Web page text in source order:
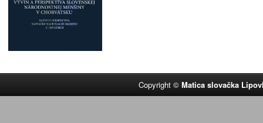
Copyright ©Matica slovačka